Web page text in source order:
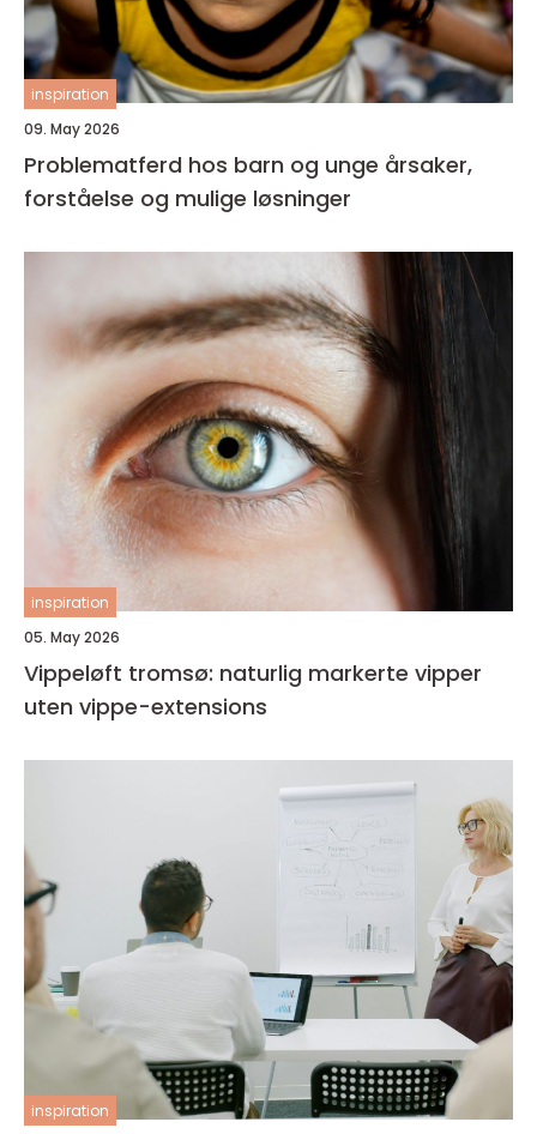
inspiration
09. May 2026
Problematferd hos barn og unge årsaker,
forståelse og mulige løsninger
inspiration
05. May 2026
Vippeløft tromsø: naturlig markerte vipper
uten vippe-extensions
inspiration